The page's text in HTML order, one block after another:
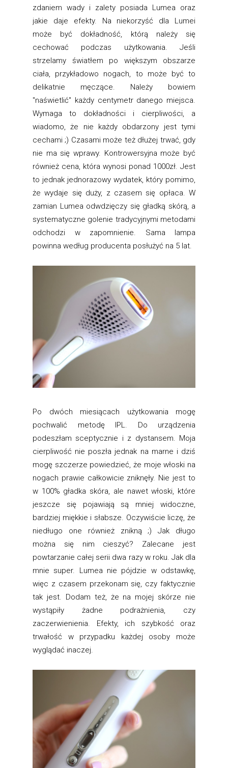
zdaniem wady i zalety posiada Lumea oraz
jakie daje efekty. Na niekorzyść dla Lumei
może być dokładność, którą należy się
cechować podczas użytkowania. Jeśli
strzelamy światłem po większym obszarze
ciała, przykładowo nogach, to może być to
delikatnie męczące. Należy bowiem
"naświetlić" każdy centymetr danego miejsca.
Wymaga to dokładności i cierpliwości, a
wiadomo, że nie każdy obdarzony jest tymi
cechami ;) Czasami może też dłużej trwać, gdy
nie ma się wprawy. Kontrowersyjna może być
również cena, która wynosi ponad 1000zł. Jest
to jednak jednorazowy wydatek, który pomimo,
że wydaje się duży, z czasem się opłaca. W
zamian Lumea odwdzięczy się gładką skórą, a
systematyczne golenie tradycyjnymi metodami
odchodzi w zapomnienie. Sama lampa
powinna według producenta posłużyć na 5 lat.
Po dwóch miesiącach użytkowania mogę
pochwalić metodę IPL. Do urządzenia
podeszłam sceptycznie i z dystansem. Moja
cierpliwość nie poszła jednak na marne i dziś
mogę szczerze powiedzieć, że moje włoski na
nogach prawie całkowicie zniknęły. Nie jest to
w 100% gładka skóra, ale nawet włoski, które
jeszcze się pojawiają są mniej widoczne,
bardziej miękkie i słabsze. Oczywiście liczę, że
niedługo one również znikną ;) Jak długo
można się nim cieszyć? Zalecane jest
powtarzanie całej serii dwa razy w roku. Jak dla
mnie super. Lumea nie pójdzie w odstawkę,
więc z czasem przekonam się, czy faktycznie
tak jest. Dodam też, że na mojej skórze nie
wystąpiły żadne podrażnienia, czy
zaczerwienienia. Efekty, ich szybkość oraz
trwałość w przypadku każdej osoby może
wyglądać inaczej.